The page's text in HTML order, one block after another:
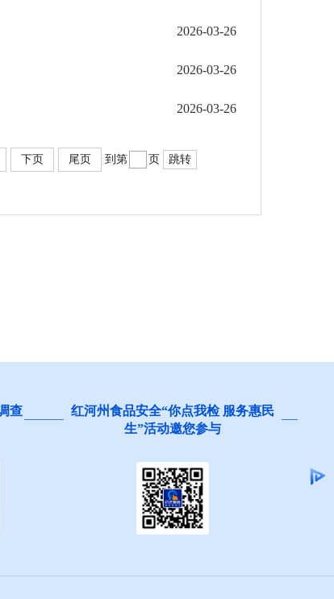
2026-03-26
2026-03-26
2026-03-26
下页 尾页 到第 页 跳转
查
红河州食品安全“你点我检 服务惠民
生”活动邀您参与